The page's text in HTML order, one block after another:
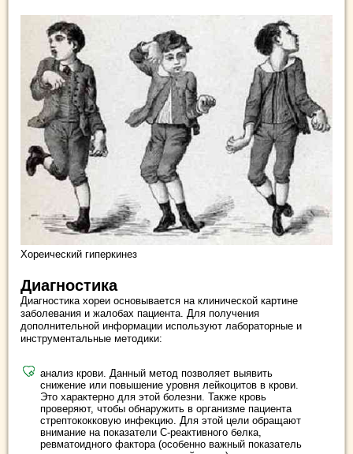
Хореический гиперкинез
Диагностика
Диагностика хореи основывается на клинической картине
заболевания и жалобах пациента. Для получения
дополнительной информации используют лабораторные и
инструментальные методики:
анализ крови. Данный метод позволяет выявить
снижение или повышение уровня лейкоцитов в крови.
Это характерно для этой болезни. Также кровь
проверяют, чтобы обнаружить в организме пациента
стрептококковую инфекцию. Для этой цели обращают
внимание на показатели С-реактивного белка,
ревматоидного фактора (особенно важный показатель